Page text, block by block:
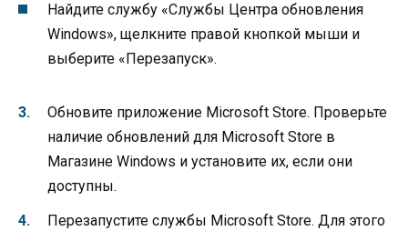
Найдите службу «Службы Центра обновления
Windows», щелкните правой кнопкой мыши и
выберите «Перезапуск».
Обновите приложение Microsoft Store. Проверьте
наличие обновлений для Microsoft Store в
Магазине Windows и установите их, если они
доступны.
Перезапустите службы Microsoft Store. Для этого